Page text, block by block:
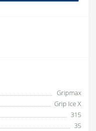
Gripmax
Grip Ice X
315
35